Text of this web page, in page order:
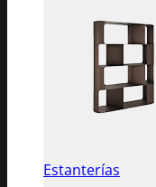
Estanterías